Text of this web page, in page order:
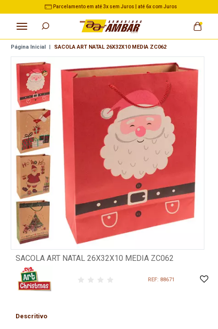
Parcelamento em até 3x sem Juros | até 6x com Juros
Página Inicial | SACOLA ART NATAL 26X32X10 MEDIA ZC062
SACOLA ART NATAL 26X32X10 MEDIA ZC062
REF: 88671
Descritivo